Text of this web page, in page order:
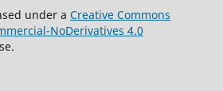
under a Creative Commons
NoDerivatives 4.0